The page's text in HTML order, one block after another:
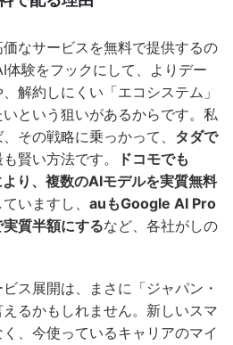
なサービスを無料で提供するの
体験をフックにして、よりデー
解約しにくい「エコシステム」
という狙いがあるからです。私
その戦略に乗っかって、 タダで
賢い方法です。
ドコモでも
り、複数のAIモデルを実質無料
いますし、 auもGoogle AI Pro
質半額にするなど、各社がしの
ス展開は、まさに「ジャパン・
るかもしれません。新しいスマ
、今使っているキャリアのマイ